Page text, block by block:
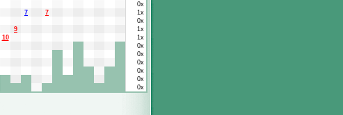
0x
7 7
1x
0x
9
1x
10
1x
0x
0x
0x
0x
0x
0x